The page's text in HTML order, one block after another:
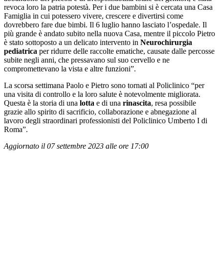
revoca loro la patria potestà. Per i due bambini si è cercata una Casa
Famiglia in cui potessero vivere, crescere e divertirsi come
dovrebbero fare due bimbi. Il 6 luglio hanno lasciato l’ospedale. Il
più grande è andato subito nella nuova Casa, mentre il piccolo Pietro
è stato sottoposto a un delicato intervento in Neurochirurgia
pediatrica per ridurre delle raccolte ematiche, causate dalle percosse
subite negli anni, che pressavano sul suo cervello e ne
compromettevano la vista e altre funzioni”.
La scorsa settimana Paolo e Pietro sono tornati al Policlinico “per
una visita di controllo e la loro salute è notevolmente migliorata.
Questa è la storia di una lotta e di una rinascita, resa possibile
grazie allo spirito di sacrificio, collaborazione e abnegazione al
lavoro degli straordinari professionisti del Policlinico Umberto I di
Roma”.
Aggiornato il 07 settembre 2023 alle ore 17:00